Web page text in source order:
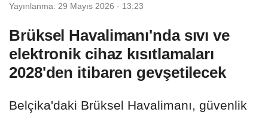
Yayınlanma: 29 Mayıs 2026 - 13:23
Brüksel Havalimanı'nda sıvı ve
elektronik cihaz kısıtlamaları
2028'den itibaren gevşetilecek
Belçika'daki Brüksel Havalimanı, güvenlik